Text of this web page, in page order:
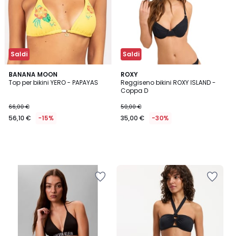
Saldi
BANANA MOON
Top per bikini YERO - PAPAYAS
66,00 €
56,10 € -15%
Saldi
ROXY
Reggiseno bikini ROXY ISLAND -
Coppa D
50,00 €
35,00 € -30%